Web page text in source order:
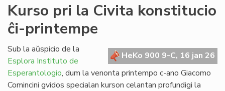
kaj
Kurso pri la Civita konstitucio
ĉi-printempe
HeKo 900 9-C, 16 jan 26
Sub la aŭspicio de la
Esplora Instituto de
Esperantologio, dum la venonta printempo c-ano Giacomo
Comincini gvidos specialan kurson celantan profundigi la